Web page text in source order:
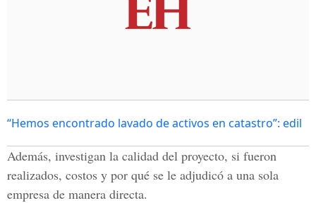
“Hemos encontrado lavado de activos en catastro”: edil
Además, investigan la calidad del proyecto, si fueron
realizados, costos y por qué se le adjudicó a una sola
empresa de manera directa.